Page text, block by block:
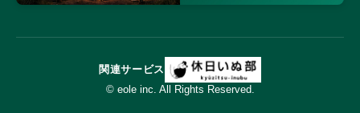
関連サービス
© eole inc. All Rights Reserved.